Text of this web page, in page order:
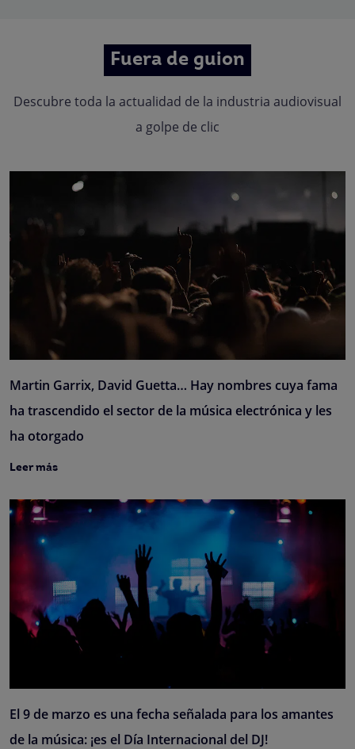
Fuera de guion
Descubre toda la actualidad de la industria audiovisual
a golpe de clic
Martin Garrix, David Guetta… Hay nombres cuya fama
ha trascendido el sector de la música electrónica y les
ha otorgado
Leer más
El 9 de marzo es una fecha señalada para los amantes
de la música: ¡es el Día Internacional del DJ!